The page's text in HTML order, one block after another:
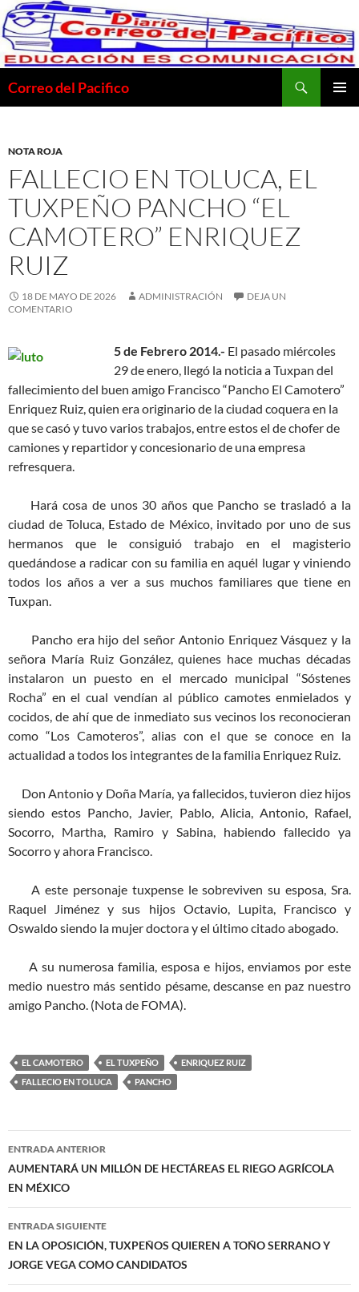
Saltar
al
contenido
Correo del Pacifico
NOTA ROJA
FALLECIO EN TOLUCA, EL
TUXPEÑO PANCHO “EL
CAMOTERO” ENRIQUEZ
RUIZ
18 DE MAYO DE 2026 ADMINISTRACIÓN
DEJA UN
COMENTARIO
5 de Febrero 2014.- El pasado miércoles
29 de enero, llegó la noticia a Tuxpan del
fallecimiento del buen amigo Francisco “Pancho El Camotero”
Enriquez Ruiz, quien era originario de la ciudad coquera en la
que se casó y tuvo varios trabajos, entre estos el de chofer de
camiones y repartidor y concesionario de una empresa
refresquera.
Hará cosa de unos 30 años que Pancho se trasladó a la
ciudad de Toluca, Estado de México, invitado por uno de sus
hermanos que le consiguió trabajo en el magisterio
quedándose a radicar con su familia en aquél lugar y viniendo
todos los años a ver a sus muchos familiares que tiene en
Tuxpan.
Pancho era hijo del señor Antonio Enriquez Vásquez y la
señora María Ruiz González, quienes hace muchas décadas
instalaron un puesto en el mercado municipal “Sóstenes
Rocha” en el cual vendían al público camotes enmielados y
cocidos, de ahí que de inmediato sus vecinos los reconocieran
como “Los Camoteros”, alias con el que se conoce en la
actualidad a todos los integrantes de la familia Enriquez Ruiz.
Don Antonio y Doña María, ya fallecidos, tuvieron diez hijos
siendo estos Pancho, Javier, Pablo, Alicia, Antonio, Rafael,
Socorro, Martha, Ramiro y Sabina, habiendo fallecido ya
Socorro y ahora Francisco.
A este personaje tuxpense le sobreviven su esposa, Sra.
Raquel Jiménez y sus hijos Octavio, Lupita, Francisco y
Oswaldo siendo la mujer doctora y el último citado abogado.
A su numerosa familia, esposa e hijos, enviamos por este
medio nuestro más sentido pésame, descanse en paz nuestro
amigo Pancho. (Nota de FOMA).
EL CAMOTERO EL TUXPEÑO
ENRIQUEZ RUIZ
FALLECIO EN TOLUCA
PANCHO
Navegación
de
entradas
ENTRADA ANTERIOR
AUMENTARÁ UN MILLÓN DE HECTÁREAS EL RIEGO AGRÍCOLA
EN MÉXICO
ENTRADA SIGUIENTE
EN LA OPOSICIÓN, TUXPEÑOS QUIEREN A TOÑO SERRANO Y
JORGE VEGA COMO CANDIDATOS